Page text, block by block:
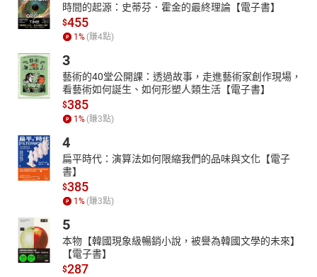
時間的起源：史蒂芬．霍金的最終理論【電子書】
$455
1 % (賺4點)
3
藝術的40堂公開課：透過故事，走進藝術家創作現場，
看藝術如何誕生、如何形塑人類生活【電子書】
$385
1 % (賺3點)
4
扁平時代：演算法如何限縮我們的品味與文化【電子
書】
$385
1 % (賺3點)
5
本物【韓國現象級暢銷小說，被譽為韓國文學的未來】
【電子書】
$287